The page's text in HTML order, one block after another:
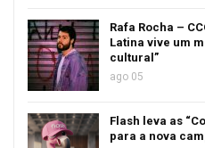
Rafa Rocha –
Latina vive um
cultural”
ago 05
Flash leva as
para a nova